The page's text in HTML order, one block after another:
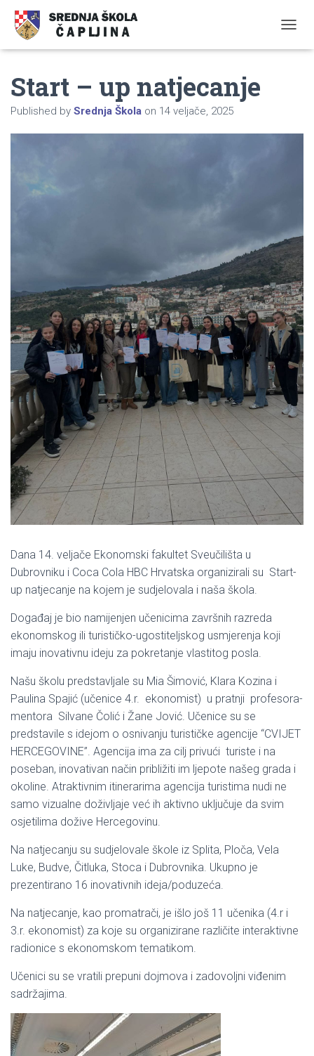
Start – up natjecanje
Published by Srednja Škola on 14 veljače, 2025
Dana 14. veljače Ekonomski fakultet Sveučilišta u
Dubrovniku i Coca Cola HBC Hrvatska organizirali su Start-
up natjecanje na kojem je sudjelovala i naša škola.
Događaj je bio namijenjen učenicima završnih razreda
ekonomskog ili turističko-ugostiteljskog usmjerenja koji
imaju inovativnu ideju za pokretanje vlastitog posla.
Našu školu predstavljale su Mia Šimović, Klara Kozina i
Paulina Spajić (učenice 4.r. ekonomist) u pratnji profesora-
mentora Silvane Čolić i Žane Jović. Učenice su se
predstavile s idejom o osnivanju turističke agencije “CVIJET
HERCEGOVINE”. Agencija ima za cilj privući turiste i na
poseban, inovativan način približiti im ljepote našeg grada i
okoline. Atraktivnim itinerarima agencija turistima nudi ne
samo vizualne doživljaje već ih aktivno uključuje da svim
osjetilima dožive Hercegovinu.
Na natjecanju su sudjelovale škole iz Splita, Ploča, Vela
Luke, Budve, Čitluka, Stoca i Dubrovnika. Ukupno je
prezentirano 16 inovativnih ideja/poduzeća.
Na natjecanje, kao promatrači, je išlo još 11 učenika (4.r i
3.r. ekonomist) za koje su organizirane različite interaktivne
radionice s ekonomskom tematikom.
Učenici su se vratili prepuni dojmova i zadovoljni viđenim
sadržajima.